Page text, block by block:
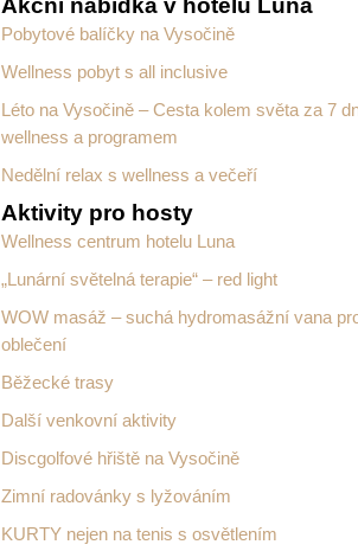
Akční nabídka v hotelu Luna
Pobytové balíčky na Vysočině
Wellness pobyt s all inclusive
Léto na Vysočině – Cesta kolem světa za 7
wellness a programem
Nedělní relax s wellness a večeří
Aktivity pro hosty
Wellness centrum hotelu Luna
„Lunární světelná terapie“ – red light
WOW masáž – suchá hydromasážní vana
oblečení
Běžecké trasy
Další venkovní aktivity
Discgolfové hřiště na Vysočině
Zimní radovánky s lyžováním
KURTY nejen na tenis s osvětlením